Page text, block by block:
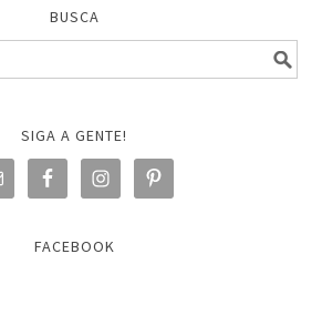
BUSCA
SIGA A GENTE!
FACEBOOK